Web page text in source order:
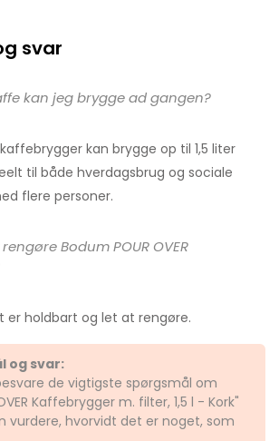
svar
kan jeg brygge ad gangen?
kan brygge op til 1,5 liter
til både hverdagsbrug og sociale
flere personer.
Bodum POUR OVER
er holdbart og let at rengøre.
og svar:
de vigtigste spørgsmål om
Kaffebrygger m. filter, 1,5 l - Kork"
vurdere, hvorvidt det er noget, som